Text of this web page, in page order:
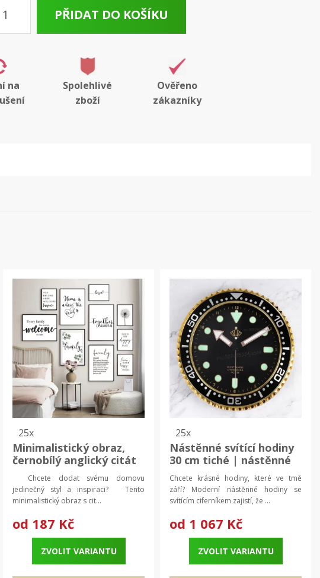
PŘIDAT DO KOŠÍKU
na
Spolehlivé
zboží
Ověřeno
zákazníky
25x
Minimalistický obraz,
černobílý anglický citát
| Moderní dekorace,
Obraz na zeď
Chcete dodat svému domovu
jedinečný styl a inspiraci? Tento
minimalistický obraz s cit...
od 187 Kč
ZVOLIT VARIANTU
25x
Nástěnné svítící hodiny
30 cm tiché | nástěnné
hodiny, svítící hodiny
Chcete krásné hodiny, které ve tmě
září? Moderní nástěnné hodiny se
svítícím ciferníkem zajistí, že ...
od 1 067 Kč
ZVOLIT VARIANTU